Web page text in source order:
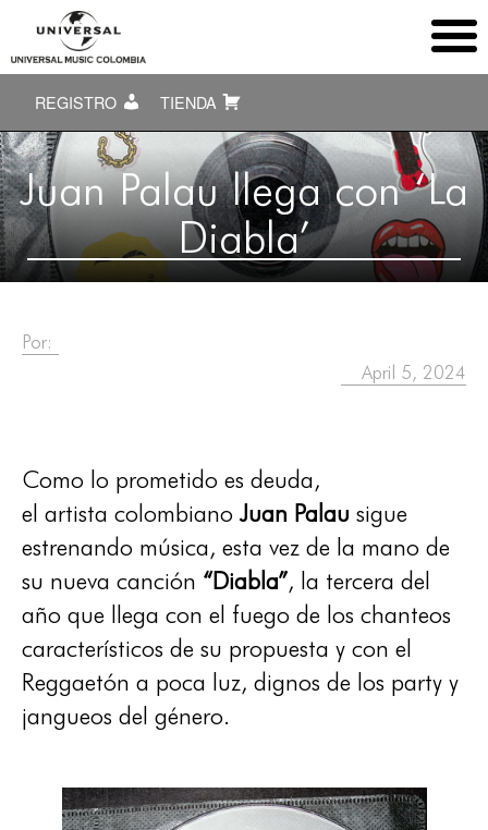
REGISTRO TIENDA
Juan Palau llega con ‘La
Diabla’
Por:
April 5, 2024
Como lo prometido es deuda,
el artista colombiano Juan Palau sigue
estrenando música, esta vez de la mano de
su nueva canción “Diabla”, la tercera del
año que llega con el fuego de los chanteos
característicos de su propuesta y con el
Reggaetón a poca luz, dignos de los party y
jangueos del género.